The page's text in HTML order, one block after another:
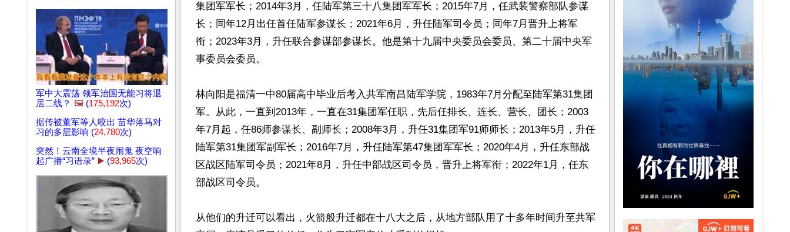
军中大震荡 领军治国无能习将退
居二线？ 🖼️ (175,192次)
据传被董军等人咬出 苗华落马对
习的多层影响 (24,780次)
突然！云南全境半夜闹鬼 夜空响
起广播“习语录” ▶️ (93,965次)
集团军军长；2014年3月，任陆军第三十八集团军军长；2015年7月，任武装警察部队参谋
长；同年12月出任首任陆军参谋长；2021年6月，升任陆军司令员；同年7月晋升上将军
衔；2023年3月，升任联合参谋部参谋长。他是第十九届中央委员会委员、第二十届中央军
事委员会委员。
林向阳是福清一中80届高中毕业后考入共军南昌陆军学院，1983年7月分配至陆军第31集团
军。从此，一直到2013年，一直在31集团军任职，先后任排长、连长、营长、团长；2003
年7月起，任86师参谋长、副师长；2008年3月，升任31集团军91师师长；2013年5月，升任
陆军第31集团军副军长；2016年7月，升任陆军第47集团军军长；2020年4月，升任东部战
区战区陆军司令员；2021年8月，升任中部战区司令员，晋升上将军衔；2022年1月，任东
部战区司令员。
从他们的升迁可以看出，火箭般升迁都在十八大之后，从地方部队用了十多年时间升至共军